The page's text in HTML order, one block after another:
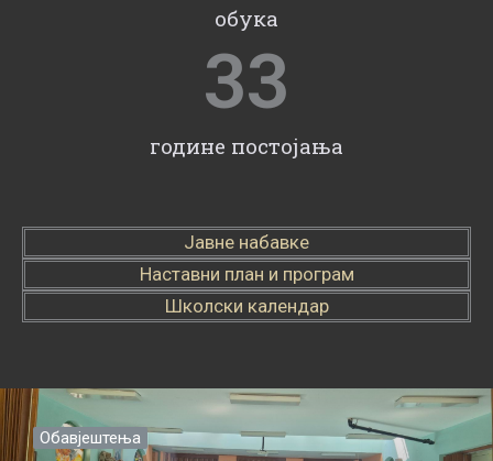
обука
године постојања
33
Јавне набавке
Наставни план и програм
Школски календар
Обавјештења